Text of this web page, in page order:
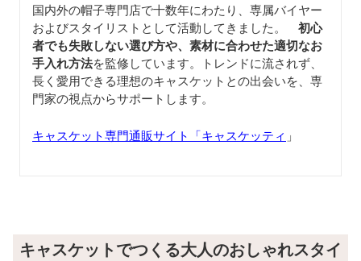
国内外の帽子専門店で十数年にわたり、専属バイヤー
およびスタイリストとして活動してきました。
初心
者でも失敗しない選び方や、素材に合わせた適切なお
手入れ方法を監修しています。トレンドに流されず、
長く愛用できる理想のキャスケットとの出会いを、専
門家の視点からサポートします。
キャスケット専門通販サイト「キャスケッティ 」
キャスケットでつくる大人のおしゃれスタイ